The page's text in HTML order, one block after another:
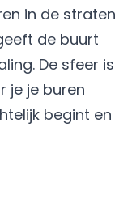
in de straten
de buurt
De sfeer is
je je buren
begint en